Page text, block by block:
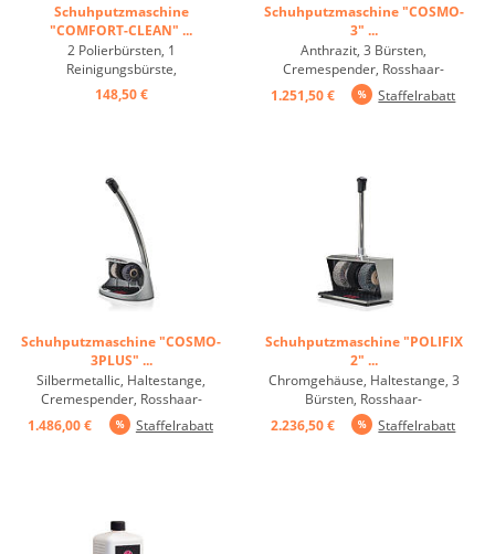
Schuhputzmaschine
"COMFORT-CLEAN" ...
2 Polierbürsten, 1
Reinigungsbürste,
Cremespender, Fußschalter,
anthrazit ...
148,50 €
Schuhputzmaschine "COSMO-
3" ...
Anthrazit, 3 Bürsten,
Cremespender, Rosshaar-
Vorreinigungsbürste, 2
Polierbürsten, Politurspender mit
1.251,50 € Staffelrabatt
Schuhputzmaschine "COSMO-
3PLUS" ...
Silbermetallic, Haltestange,
Cremespender, Rosshaar-
Vorreinigungsbürste, 2
Polierbürsten, Politurspender mit
1.486,00 € Staffelrabatt
Schuhputzmaschine "POLIFIX
2" ...
Chromgehäuse, Haltestange, 3
Bürsten, Rosshaar-
Vorreinigungsbürste, 2
Polierbürsten, Politurspender mit
2.236,50 € Staffelrabatt